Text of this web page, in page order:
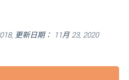
更新日期： 11月 23, 2020